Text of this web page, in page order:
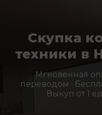
Скупка
техники в
Мгновенная
переводом ·
Выкуп от 1